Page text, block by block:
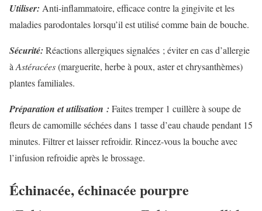
Utiliser: Anti-inflammatoire, efficace contre la gingivite et les
maladies parodontales lorsqu’il est utilisé comme bain de bouche.
Sécurité: Réactions allergiques signalées ; éviter en cas d’allergie
à Astéracées(marguerite, herbe à poux, aster et chrysanthèmes)
plantes familiales.
Préparation et utilisation : Faites tremper 1 cuillère à soupe de
fleurs de camomille séchées dans 1 tasse d’eau chaude pendant 15
minutes. Filtrer et laisser refroidir. Rincez-vous la bouche avec
l’infusion refroidie après le brossage.
Échinacée, échinacée pourpre